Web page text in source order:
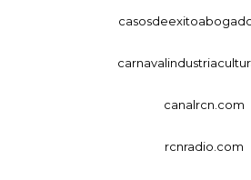
canalrcn.com
rcnradio.com